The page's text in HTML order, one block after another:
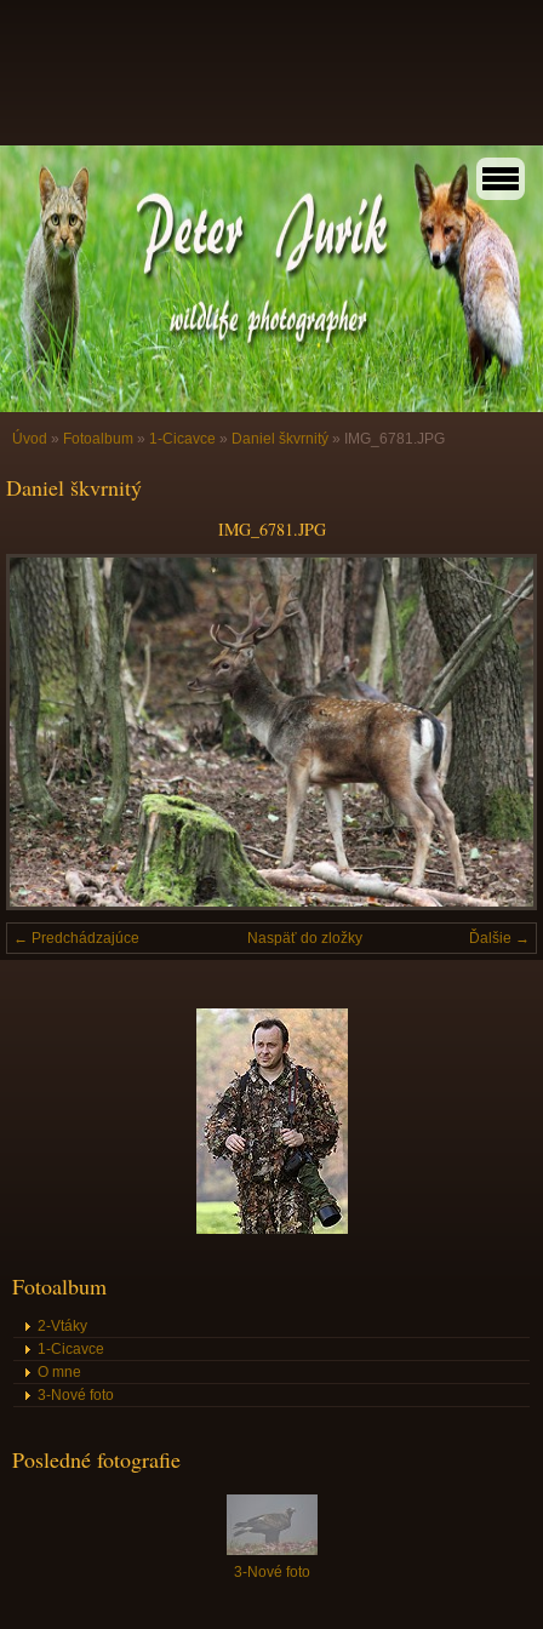
Úvod » Fotoalbum » 1-Cicavce » Daniel škvrnitý » IMG_6781.JPG
Daniel škvrnitý
IMG_6781.JPG
← Predchádzajúce Ďalšie →
Naspäť do zložky
Fotoalbum
2-Vtáky
1-Cicavce
O mne
3-Nové foto
Posledné fotografie
3-Nové foto